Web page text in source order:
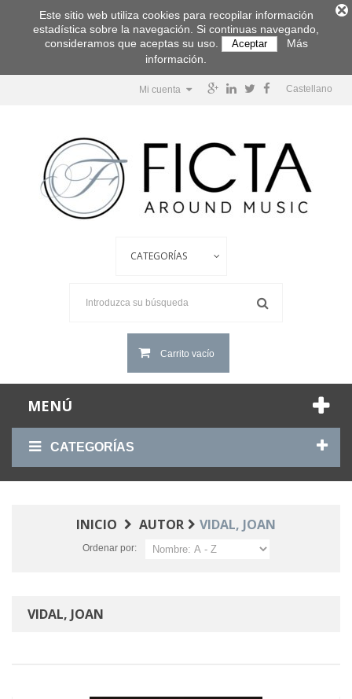
Castellano
Mi cuenta
Carrito vacío
MENÚ
CATEGORÍAS
INICIO AUTOR VIDAL, JOAN
Ordenar por:
VIDAL, JOAN
Este sitio web utiliza cookies para recopilar información
estadística sobre la navegación. Si continuas navegando,
consideramos que aceptas su uso.
Aceptar
Más
información.